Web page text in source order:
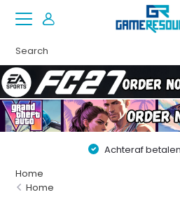
Achteraf
Home
Home